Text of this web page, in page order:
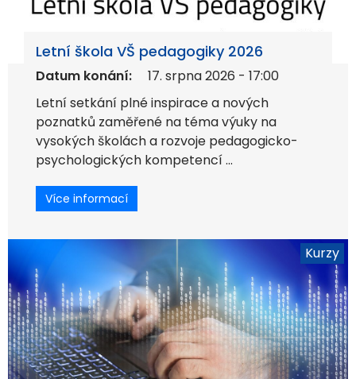
Letní škola VŠ pedagogiky 2026
Datum konání:
17. srpna 2026 - 17:00
Letní setkání plné inspirace a nových
poznatků zaměřené na téma výuky na
vysokých školách a rozvoje pedagogicko-
psychologických kompetencí ...
Více informací
Kurzy